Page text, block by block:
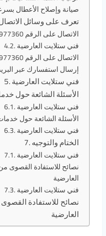
2. صيانة وإصلاح الأعطال
تعرف على وسائل
1. الاتصال على الرقم 66977360
فني ستلايت العارضية
1. الاتصال على الرقم 66977360
2. إرسال استفسارك عبر
فني ستلايت العارضية
1. الأسئلة الشائعة حول
فني ستلايت العارضية
1. الأسئلة الشائعة حول
فني ستلايت العارضية
الختام والتوجيه
فني ستلايت العارضية
العارضية
فني ستلايت العارضية
العارضية